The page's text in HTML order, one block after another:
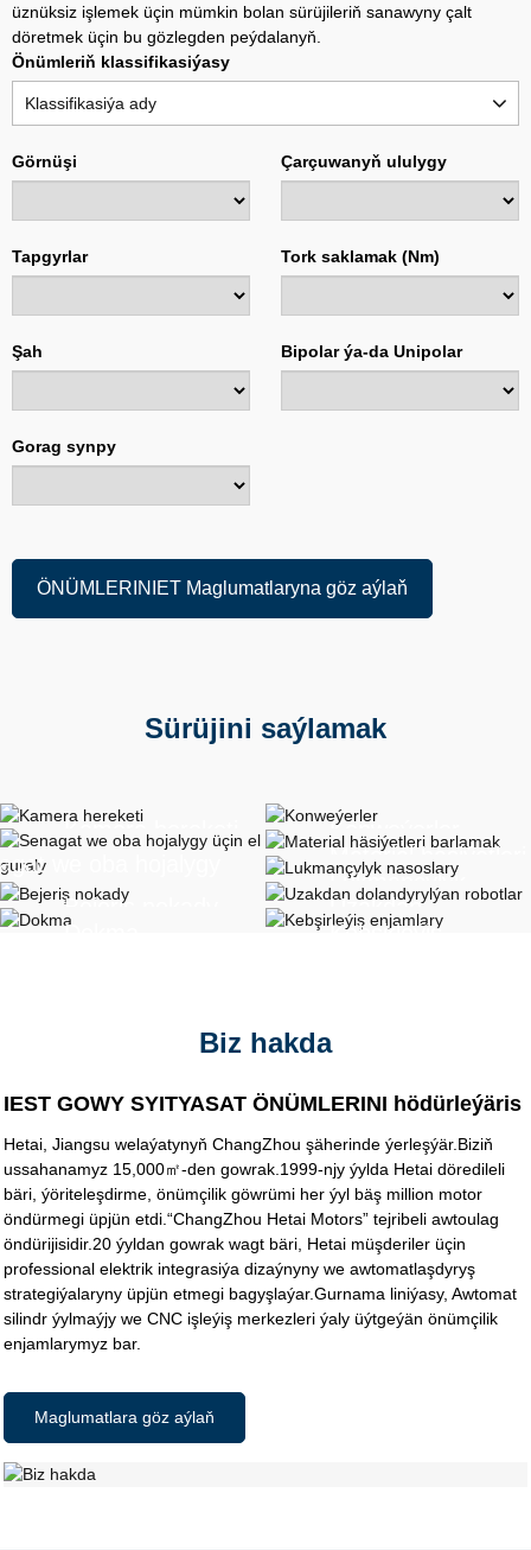
üznüksiz işlemek üçin mümkin bolan sürüjileriň sanawyny çalt
döretmek üçin bu gözlegden peýdalanyň.
Önümleriň klassifikasiýasy
Klassifikasiýa ady
Görnüşi Çarçuwanyň ululygy
Tapgyrlar Tork saklamak (Nm)
Şah Bipolar ýa-da Unipolar
Gorag synpy
ÖNÜMLERINIET Maglumatlaryna göz aýlaň
Sürüjini saýlamak
Kamera hereketi
Konweýerler
we oba hojalygy
el guraly
Material häsiýetleri
barlamak
Lukmançylyk
nasoslary
Bejeriş nokady
Uzakdan
Dokma
Kebşirleýiş
Biz hakda
IEST GOWY SYITYASAT ÖNÜMLERINI hödürleýäris
Hetai, Jiangsu welaýatynyň ChangZhou şäherinde ýerleşýär.Biziň
ussahanamyz 15,000㎡-den gowrak.1999-njy ýylda Hetai döredileli
bäri, ýöriteleşdirme, önümçilik göwrümi her ýyl bäş million motor
öndürmegi üpjün etdi.“ChangZhou Hetai Motors” tejribeli awtoulag
öndürijisidir.20 ýyldan gowrak wagt bäri, Hetai müşderiler üçin
professional elektrik integrasiýa dizaýnyny we awtomatlaşdyryş
strategiýalaryny üpjün etmegi bagyşlaýar.Gurnama liniýasy, Awtomat
silindr ýylmaýjy we CNC işleýiş merkezleri ýaly üýtgeýän önümçilik
enjamlarymyz bar.
Maglumatlara göz aýlaň